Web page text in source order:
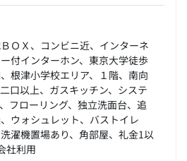
ＯＸ、コンビニ近、インターネ
付インターホン、東京大学徒歩
根津小学校エリア、１階、南向
口以上、ガスキッチン、システ
フローリング、独立洗面台、追
ウォシュレット、バストイレ
濯機置場あり、角部屋、礼金1以
社利用